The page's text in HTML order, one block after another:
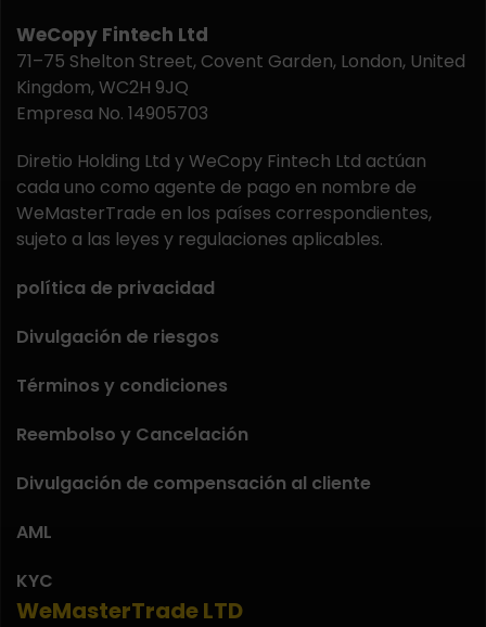
WeMasterTrade LTD
WeCopy Fintech Ltd
71–75 Shelton Street, Covent Garden, London, United
Kingdom, WC2H 9JQ
Empresa No. 14905703
Diretio Holding Ltd y WeCopy Fintech Ltd actúan
cada uno como agente de pago en nombre de
WeMasterTrade en los países correspondientes,
sujeto a las leyes y regulaciones aplicables.
política de privacidad
Divulgación de riesgos
Términos y condiciones
Reembolso y Cancelación
Divulgación de compensación al cliente
AML
KYC